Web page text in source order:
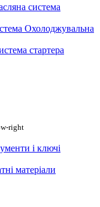
система
Охолоджувальна
стартера
і ключі
матеріали